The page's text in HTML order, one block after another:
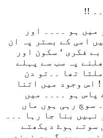
!!
میں ہو ۔۔۔۔ اور
امی کے بستر پہ ان
فکری ‘ سکون اور
پہ سب سے پہلے
تھا ۔۔تو دن
اس وجود میں اتنا
پاس ہو ۔۔۔۔ میں
سوچ رہی ہوں ماں
بنا جا رہا ۔۔۔
سوتے ہوۓ دیکھتے